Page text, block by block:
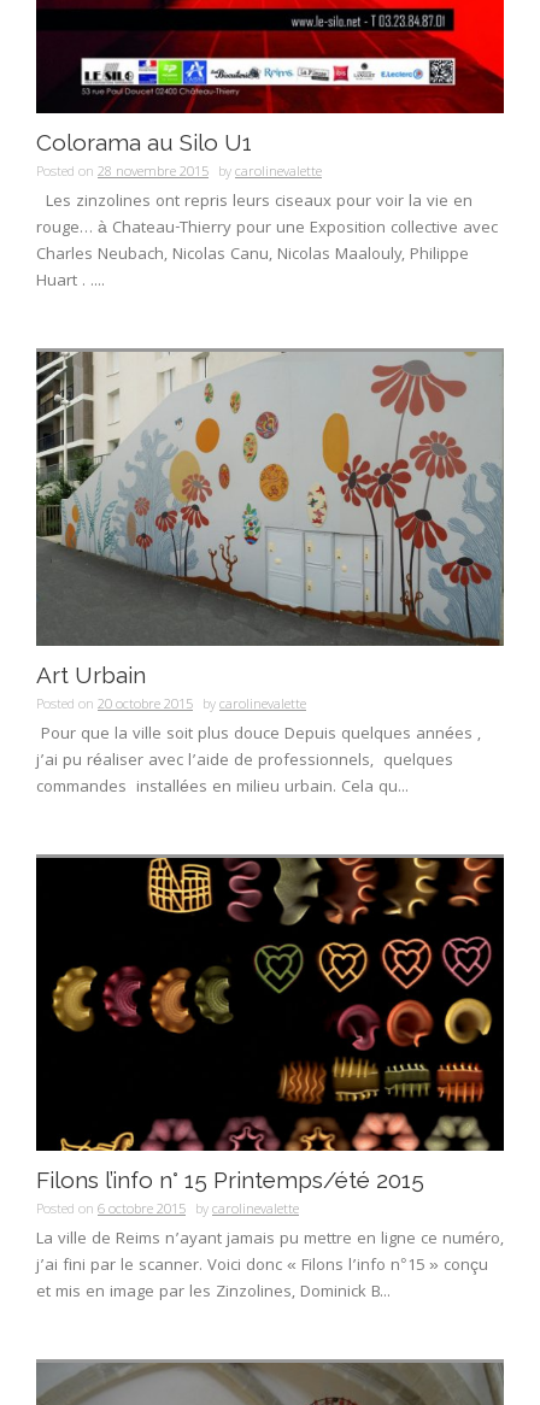
Colorama au Silo U1
Posted on 28 novembre 2015 bycarolinevalette
Les zinzolines ont repris leurs ciseaux pour voir la vie en
rouge… à Chateau-Thierry pour une Exposition collective avec
Charles Neubach, Nicolas Canu, Nicolas Maalouly, Philippe
Huart . ....
Art Urbain
Posted on 20 octobre 2015 bycarolinevalette
Pour que la ville soit plus douce Depuis quelques années ,
j’ai pu réaliser avec l’aide de professionnels, quelques
commandes installées en milieu urbain. Cela qu...
Filons l’info n° 15 Printemps/été 2015
Posted on 6 octobre 2015 bycarolinevalette
La ville de Reims n’ayant jamais pu mettre en ligne ce numéro,
j’ai fini par le scanner. Voici donc « Filons l’info n°15 » conçu
et mis en image par les Zinzolines, Dominick B...